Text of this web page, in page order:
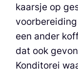
kaarsje op
een ander
dat ook
Konditorei